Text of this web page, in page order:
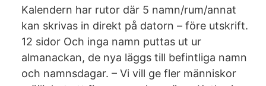
Kalendern har rutor där 5 namn/rum/annat
kan skrivas in direkt på datorn – före utskrift.
12 sidor Och inga namn puttas ut ur
almanackan, de nya läggs till befintliga namn
och namnsdagar. – Vi vill ge fler människor